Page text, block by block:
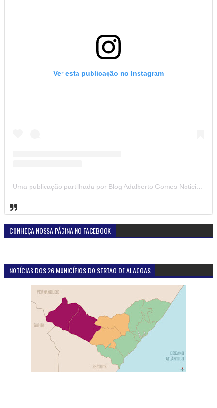
Ver esta publicação no Instagram
Uma publicação partilhada por Blog Adalberto Gomes Noticias (@blogadalbertogomesnoticiass)
CONHEÇA NOSSA PÁGINA NO FACEBOOK
NOTÍCIAS DOS 26 MUNICÍPIOS DO SERTÃO DE ALAGOAS